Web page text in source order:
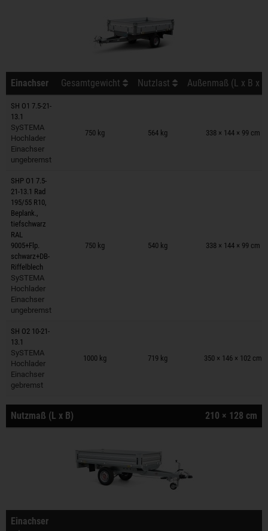
Einachser Gesamtgewicht Nutzlast Außenmaß (L x B x
SH O1 7.5-21-
13.1
SySTEMA
Hochlader
Einachser
ungebremst
750 kg 564 kg 338 × 144 × 99 cm
Anhänger auf Merkzettel
SHP O1 7.5-
21-13.1 Rad
195/55 R10,
Beplank.,
tiefschwarz
RAL
9005+Flp.
schwarz+DB-
Riffelblech
SySTEMA
Hochlader
Einachser
ungebremst
750 kg 540 kg 338 × 144 × 99 cm
Anhänger auf Merkzettel
SH O2 10-21-
13.1
SySTEMA
Hochlader
Einachser
gebremst
1000 kg 719 kg 350 × 146 × 102 cm
Anhänger auf Merkzettel
Nutzmaß (L x B) 210 × 128 cm
Einachser